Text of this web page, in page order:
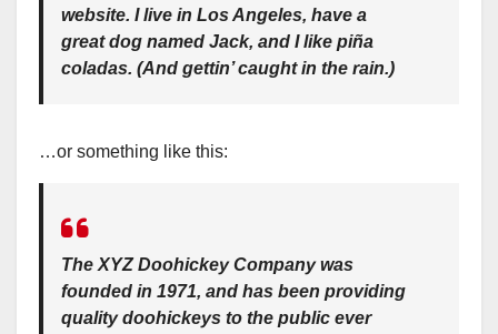
website. I live in Los Angeles, have a
great dog named Jack, and I like piña
coladas. (And gettin’ caught in the rain.)
…or something like this:
The XYZ Doohickey Company was
founded in 1971, and has been providing
quality doohickeys to the public ever